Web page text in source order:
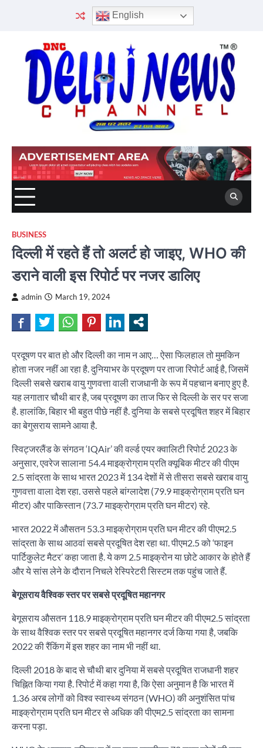
English
BUSINESS
दिल्ली में रहते हैं तो अलर्ट हो जाइए, WHO की
डराने वाली इस रिपोर्ट पर नजर डालिए
admin March 19, 2024
प्रदूषण पर बात हो और दिल्ली का नाम न आए… ऐसा फिलहाल तो मुमकिन
होता नजर नहीं आ रहा है. दुनियाभर के प्रदूषण पर ताजा रिपोर्ट आई है, जिसमें
दिल्ली सबसे खराब वायु गुणवत्ता वाली राजधानी के रूप में पहचान बनाए हुए है.
यह लगातार चौथी बार है, जब प्रदूषण का ताज फिर से दिल्ली के सर पर सजा
है. हालांकि, बिहार भी बहुत पीछे नहीं है. दुनिया के सबसे प्रदूषित शहर में बिहार
का बेगुसराय सामने आया है.
स्विट्जरलैंड के संगठन ‘IQAir’ की वर्ल्ड एयर क्वालिटी रिपोर्ट 2023 के
अनुसार, एवरेज सालाना 54.4 माइक्रोग्राम प्रति क्यूबिक मीटर की पीएम
2.5 सांद्रता के साथ भारत 2023 में 134 देशों में से तीसरा सबसे खराब वायु
गुणवत्ता वाला देश रहा. उससे पहले बांग्लादेश (79.9 माइक्रोग्राम प्रति घन
मीटर) और पाकिस्तान (73.7 माइक्रोग्राम प्रति घन मीटर) रहे.
भारत 2022 में औसतन 53.3 माइक्रोग्राम प्रति घन मीटर की पीएम2.5
सांद्रता के साथ आठवां सबसे प्रदूषित देश रहा था. पीएम2.5 को ‘फाइन
पार्टिकुलेट मैटर’ कहा जाता है. ये कण 2.5 माइक्रोन या छोटे आकार के होते हैं
और ये सांस लेने के दौरान निचले रेस्पिरेटरी सिस्टम तक पहुंच जाते हैं.
बेगूसराय वैश्विक स्तर पर सबसे प्रदूषित महानगर
बेगूसराय औसतन 118.9 माइक्रोग्राम प्रति घन मीटर की पीएम2.5 सांद्रता
के साथ वैश्विक स्तर पर सबसे प्रदूषित महानगर दर्ज किया गया है, जबकि
2022 की रैंकिंग में इस शहर का नाम भी नहीं था.
दिल्ली 2018 के बाद से चौथी बार दुनिया में सबसे प्रदूषित राजधानी शहर
चिह्नित किया गया है. रिपोर्ट में कहा गया है, कि ऐसा अनुमान है कि भारत में
1.36 अरब लोगों को विश्व स्वास्थ्य संगठन (WHO) की अनुशंसित पांच
माइक्रोग्राम प्रति घन मीटर से अधिक की पीएम2.5 सांद्रता का सामना
करना पड़ा.